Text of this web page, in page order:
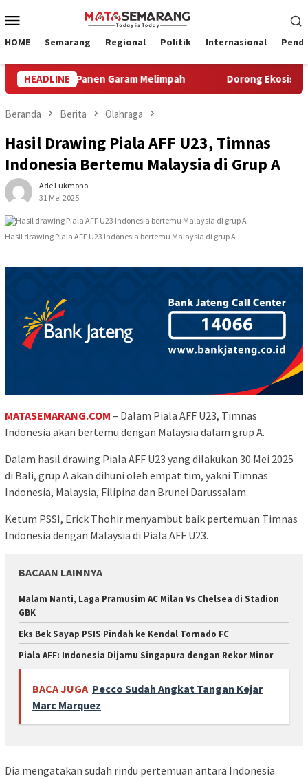
ke
Mobile
HOME Semarang Regional Politik Internasional
HEADLINE
Panen Garam Melimpah Dorong Ekosistem
Beranda Berita Olahraga
Hasil Drawing Piala AFF U23, Timnas
Indonesia Bertemu Malaysia di Grup A
Ade Lukmono
31 Mei 2025
Hasil drawing Piala AFF U23 Indonesia bertemu Malaysia di grup A
MATASEMARANG.COM – Dalam Piala AFF U23, Timnas
Indonesia akan bertemu dengan Malaysia dalam grup A.
Dalam hasil drawing Piala AFF U23 yang dilakukan 30 Mei 2025
di Bali, grup A akan dihuni oleh empat tim, yakni Timnas
Indonesia, Malaysia, Filipina dan Brunei Darussalam.
Ketum PSSI, Erick Thohir menyambut baik pertemuan Timnas
Indonesia dengan Malaysia di Piala AFF U23.
BACAAN LAINNYA
Malam Nanti, Laga Pramusim AC Milan Vs Chelsea di Stadion
GBK
Eks Bek Sayap PSIS Pindah ke Kendal Tornado FC
Piala AFF: Indonesia Dijamu Singapura dengan Rekor Minor
BACA JUGA Pecco Sudah Angkat Tangan Kejar
Marc Marquez
Dia mengatakan sudah rindu pertemuan antara Indonesia